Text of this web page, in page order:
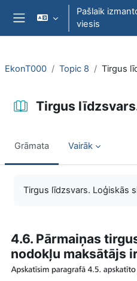
Atvērt galveno saturu
Sānu panelis
Pašlaik
viesis
EkonT000 Topic 8 Tirgus
Tirgus
Grāmata Vairāk
Tirgus līdzsvars. Loģiskās
4.6. Pārmaiņas
nodokļu maksātājs